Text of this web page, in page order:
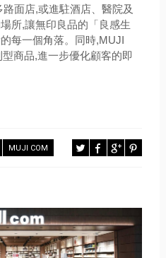
面店,或進駐酒店、醫院及
所,讓無印良品的「良感生
每一個角落。同時,MUJI
商品,進一步優化顧客的即
MUJI COM